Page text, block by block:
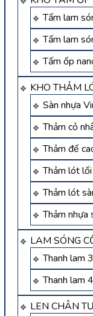
Tấm lam
Tấm lam
Tấm ốp
KHO THẢM
Sàn nhựa
Thảm cỏ
Thảm đế
Thảm lót
Thảm lót
Thảm nhựa
LAM SÓNG
Thanh lam
Thanh lam
LEN CHÂN